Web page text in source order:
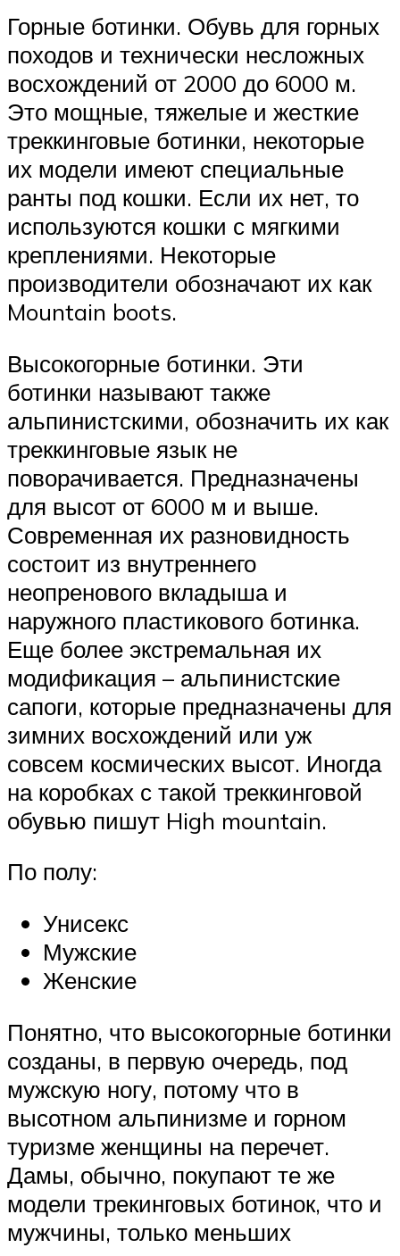
Горные ботинки. Обувь для горных
походов и технически несложных
восхождений от 2000 до 6000 м.
Это мощные, тяжелые и жесткие
треккинговые ботинки, некоторые
их модели имеют специальные
ранты под кошки. Если их нет, то
используются кошки с мягкими
креплениями. Некоторые
производители обозначают их как
Mountain boots.
Высокогорные ботинки. Эти
ботинки называют также
альпинистскими, обозначить их как
треккинговые язык не
поворачивается. Предназначены
для высот от 6000 м и выше.
Современная их разновидность
состоит из внутреннего
неопренового вкладыша и
наружного пластикового ботинка.
Еще более экстремальная их
модификация – альпинистские
сапоги, которые предназначены для
зимних восхождений или уж
совсем космических высот. Иногда
на коробках с такой треккинговой
обувью пишут High mountain.
По полу:
Унисекс
Мужские
Женские
Понятно, что высокогорные ботинки
созданы, в первую очередь, под
мужскую ногу, потому что в
высотном альпинизме и горном
туризме женщины на перечет.
Дамы, обычно, покупают те же
модели трекинговых ботинок, что и
мужчины, только меньших